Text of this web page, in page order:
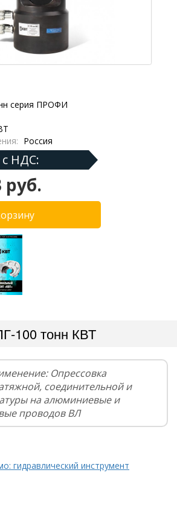
серия ПРОФИ
Россия
НДС:
руб.
100 тонн КВТ
Опрессовка
соединительной и
на алюминиевые и
проводов ВЛ
гидравлический инструмент